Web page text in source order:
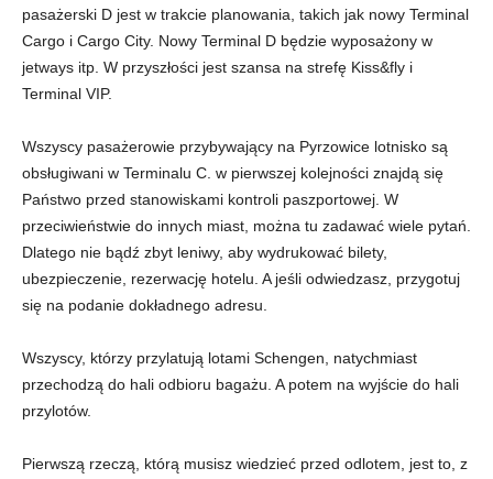
pasażerski D jest w trakcie planowania, takich jak nowy Terminal
Cargo i Cargo City. Nowy Terminal D będzie wyposażony w
jetways itp. W przyszłości jest szansa na strefę Kiss&fly i
Terminal VIP.
Wszyscy pasażerowie przybywający na Pyrzowice lotnisko są
obsługiwani w Terminalu C. w pierwszej kolejności znajdą się
Państwo przed stanowiskami kontroli paszportowej. W
przeciwieństwie do innych miast, można tu zadawać wiele pytań.
Dlatego nie bądź zbyt leniwy, aby wydrukować bilety,
ubezpieczenie, rezerwację hotelu. A jeśli odwiedzasz, przygotuj
się na podanie dokładnego adresu.
Wszyscy, którzy przylatują lotami Schengen, natychmiast
przechodzą do hali odbioru bagażu. A potem na wyjście do hali
przylotów.
Pierwszą rzeczą, którą musisz wiedzieć przed odlotem, jest to, z